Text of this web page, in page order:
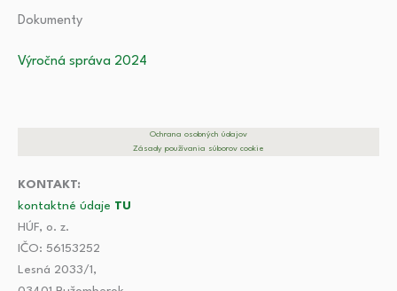
Dokumenty
Výročná správa 2024
Ochrana osobných údajov
Zásady používania súborov cookie
KONTAKT:
kontaktné údaje TU
HÚF, o. z.
IČO: 56153252
Lesná 2033/1,